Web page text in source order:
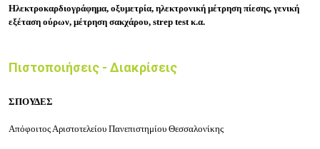
Ηλεκτροκαρδιογράφημα, οξυμετρία, ηλεκτρονική μέτρηση πίεσης, γενική
εξέταση ούρων, μέτρηση σακχάρου, strep test κ.α.
Πιστοποιήσεις - Διακρίσεις
ΣΠΟΥΔΕΣ
Απόφοιτος Αριστοτελείου Πανεπιστημίου Θεσσαλονίκης